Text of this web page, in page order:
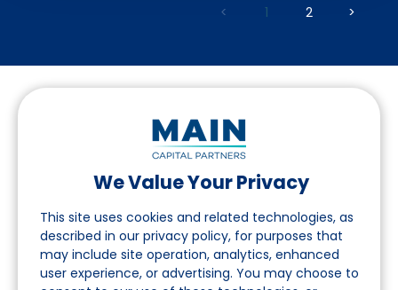
We Value Your Privacy
This site uses cookies and related technologies, as
described in our privacy policy, for purposes that
may include site operation, analytics, enhanced
user experience, or advertising. You may choose to
< 1 2 >
Folgen Sie uns auf LinkedIn
Seite